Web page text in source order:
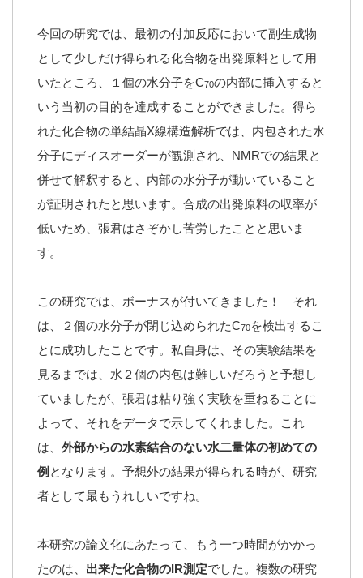
今回の研究では、最初の付加反応において副生成物
として少しだけ得られる化合物を出発原料として用
いたところ、１個の水分子をC70の内部に挿入すると
いう当初の目的を達成することができました。得ら
れた化合物の単結晶X線構造解析では、内包された水
分子にディスオーダーが観測され、NMRでの結果と
併せて解釈すると、内部の水分子が動いていること
が証明されたと思います。合成の出発原料の収率が
低いため、張君はさぞかし苦労したことと思いま
す。
この研究では、ボーナスが付いてきました！ それ
は、２個の水分子が閉じ込められたC70を検出するこ
とに成功したことです。私自身は、その実験結果を
見るまでは、水２個の内包は難しいだろうと予想し
ていましたが、張君は粘り強く実験を重ねることに
よって、それをデータで示してくれました。これ
は、 外部からの水素結合のない水二量体の初めての
例 となります。予想外の結果が得られる時が、研究
者として最もうれしいですね。
本研究の論文化にあたって、もう一つ時間がかかっ
たのは、 出来た化合物のIR測定でした。複数の研究